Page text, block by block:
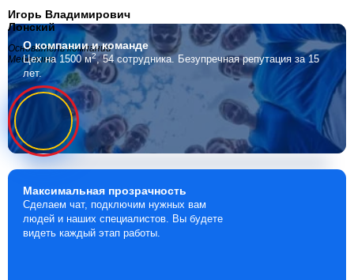
Игорь Владимирович
Лонский
Основатель компании
Мебелино
О компаниии команде
Цех на 1500 м2, 54 сотрудника. Безупречная репутация за 15
лет.
Максимальная прозрачность
Сделаем чат, подключим нужных вам
людей и наших специалистов. Вы будете
видеть каждый этап работы.